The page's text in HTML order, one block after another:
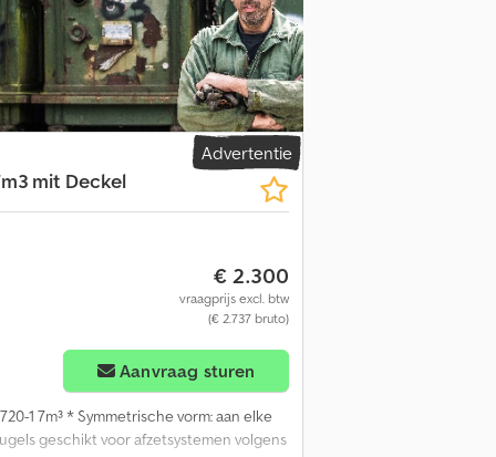
Advertentie
mit Deckel
€ 2.300
vraagprijs excl. btw
(€ 2.737 bruto)
Aanvraag sturen
1 7m³ * Symmetrische vorm: aan elke
geschikt voor afzetsystemen volgens